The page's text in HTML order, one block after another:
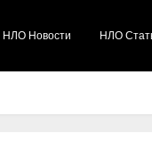
НЛО Новости НЛО